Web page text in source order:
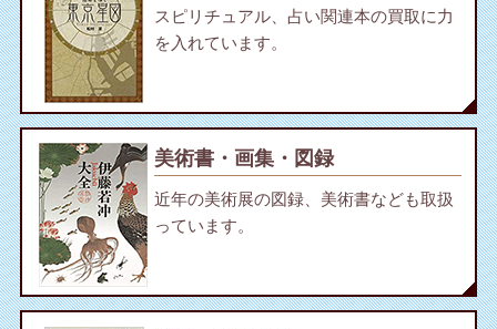
スピリチュアル、占い関連本の買取に力
を入れています。
美術書・画集・図録
近年の美術展の図録、美術書なども取扱
っています。